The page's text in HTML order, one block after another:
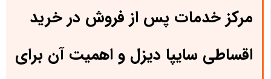
مرکز خدمات پس از فروش در خرید
اقساطی سایپا دیزل و اهمیت آن برای